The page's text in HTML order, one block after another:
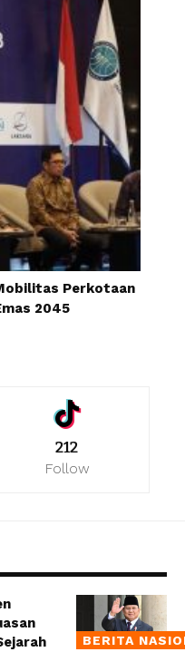
Perkotaan
2045
212
Follow
BERITA